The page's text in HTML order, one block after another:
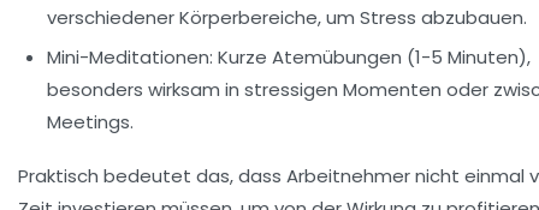
verschiedener Körperbereiche, um Stress abzubauen.
Mini-Meditationen: Kurze Atemübungen (1-5 Minuten),
besonders wirksam in stressigen Momenten oder
Meetings.
Praktisch bedeutet das, dass Arbeitnehmer nicht einmal